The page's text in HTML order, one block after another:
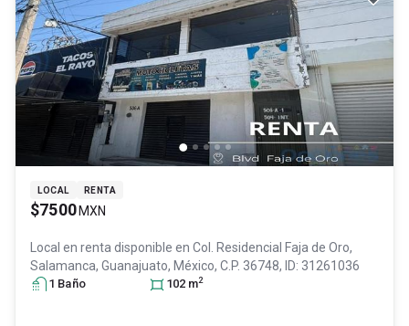
LOCAL RENTA
$7500 MXN
Local en renta disponible en Col. Residencial Faja de Oro,
Salamanca, Guanajuato, México, C.P. 36748, ID: 31261036
1 Baño 102 m2